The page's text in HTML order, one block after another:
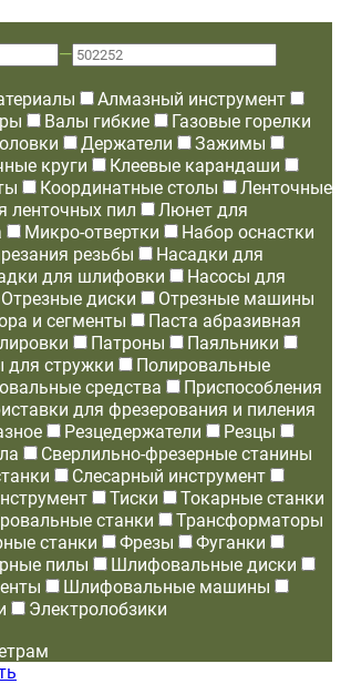
—
Алмазный инструмент
Валы гибкие
Газовые горелки
Держатели
Зажимы
круги
Клеевые карандаши
Координатные столы
Ленточные
ленточных пил
Люнет для
Микро-отвертки
Набор оснастки
резьбы
Насадки для
для шлифовки
Насосы для
Отрезные диски
Отрезные машины
и сегменты
Паста абразивная
Патроны
Паяльники
для стружки
Полировальные
средства
Приспособления
для фрезерования и пиления
Резцедержатели
Резцы
Сверлильно-фрезерные станины
Слесарный инструмент
Тиски
Токарные станки
станки
Трансформаторы
станки Фрезы
Фуганки
пилы
Шлифовальные диски
Шлифовальные машины
Электролобзики